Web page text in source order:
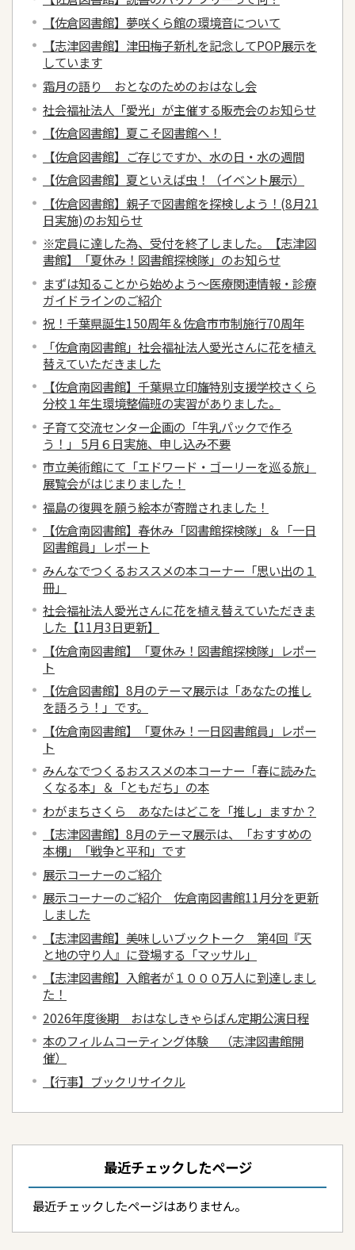
【佐倉図書館】夢咲くら館の環境音について
【志津図書館】津田梅子新札を記念してPOP展示を
しています
霜月の語り おとなのためのおはなし会
社会福祉法人「愛光」が主催する販売会のお知らせ
【佐倉図書館】夏こそ図書館へ！
【佐倉図書館】ご存じですか、水の日・水の週間
【佐倉図書館】夏といえば虫！（イベント展示）
【佐倉図書館】親子で図書館を探検しよう！(8月21
日実施)のお知らせ
※定員に達した為、受付を終了しました。【志津図
書館】「夏休み！図書館探検隊」のお知らせ
まずは知ることから始めよう～医療関連情報・診療
ガイドラインのご紹介
祝！千葉県誕生150周年＆佐倉市市制施行70周年
「佐倉南図書館」社会福祉法人愛光さんに花を植え
替えていただきました
【佐倉南図書館】千葉県立印旛特別支援学校さくら
分校１年生環境整備班の実習がありました。
子育て交流センター企画の「牛乳パックで作ろ
う！」 5月６日実施、申し込み不要
市立美術館にて「エドワード・ゴーリーを巡る旅」
展覧会がはじまりました！
福島の復興を願う絵本が寄贈されました！
【佐倉南図書館】春休み「図書館探検隊」＆「一日
図書館員」レポート
みんなでつくるおススメの本コーナー「思い出の１
冊」
社会福祉法人愛光さんに花を植え替えていただきま
した【11月3日更新】
【佐倉南図書館】「夏休み！図書館探検隊」レポー
ト
【佐倉図書館】8月のテーマ展示は「あなたの推し
を語ろう！」です。
【佐倉南図書館】「夏休み！一日図書館員」レポー
ト
みんなでつくるおススメの本コーナー「春に読みた
くなる本」＆「ともだち」の本
わがまちさくら あなたはどこを「推し」ますか？
【志津図書館】8月のテーマ展示は、「おすすめの
本棚」「戦争と平和」です
展示コーナーのご紹介
展示コーナーのご紹介 佐倉南図書館11月分を更新
しました
【志津図書館】美味しいブックトーク 第4回『天
と地の守り人』に登場する「マッサル」
【志津図書館】入館者が１０００万人に到達しまし
た！
2026年度後期 おはなしきゃらばん定期公演日程
本のフィルムコーティング体験 （志津図書館開
催）
【行事】ブックリサイクル
最近チェックしたページ
最近チェックしたページはありません。